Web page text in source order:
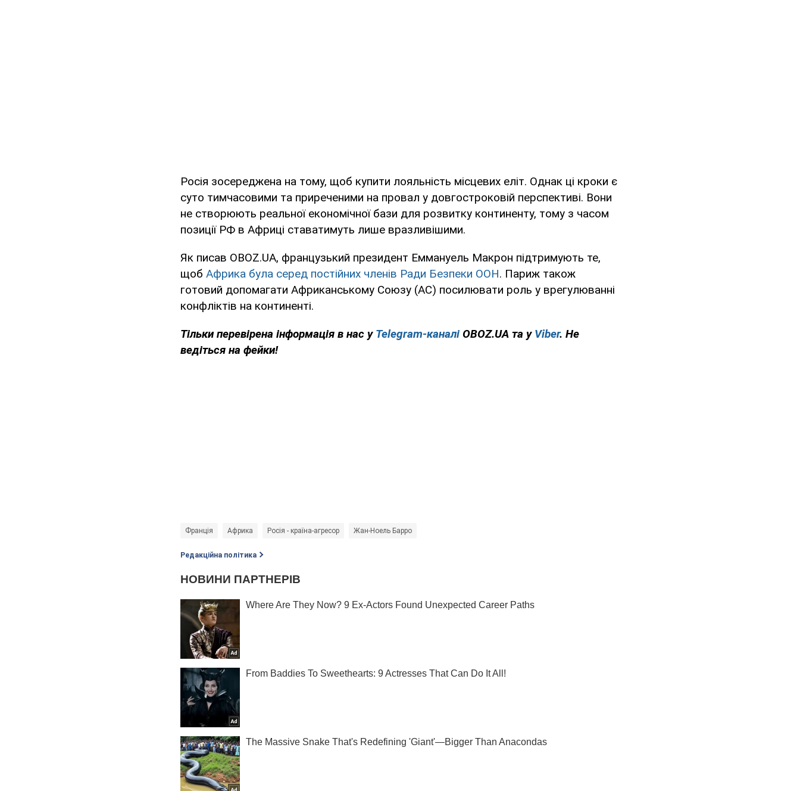
Росія зосереджена на тому, щоб купити лояльність місцевих еліт. Однак ці кроки є
суто тимчасовими та приреченими на провал у довгостроковій перспективі. Вони
не створюють реальної економічної бази для розвитку континенту, тому з часом
позиції РФ в Африці ставатимуть лише вразливішими.
Як писав OBOZ.UA, французький президент Еммануель Макрон підтримують те,
щоб Африка була серед постійних членів Ради Безпеки ООН. Париж також
готовий допомагати Африканському Союзу (АС) посилювати роль у врегулюванні
конфліктів на континенті.
Тільки перевірена інформація в нас у Telegram-каналі OBOZ.UA та у Viber. Не
ведіться на фейки!
Франція Африка Росія - країна-агресор Жан-Ноель Барро
Редакційна політика